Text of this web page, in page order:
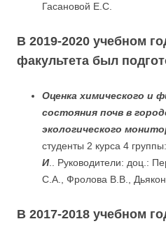
Гасановой Е.С.
В 2019-2020 учебном
факультета был
Оценка химического и
состояния почв в
экологического
студенты 2 курса 4 группы:
И.. Руководители: доц.:
С.А., Фролова В.В.,
В 2017-2018 учебном